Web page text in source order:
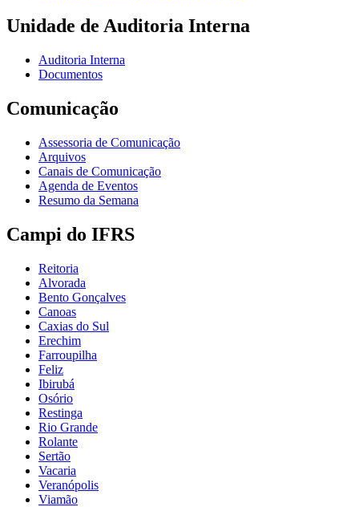
Unidade de Auditoria Interna
Auditoria Interna
Documentos
Comunicação
Assessoria de Comunicação
Arquivos
Canais de Comunicação
Agenda de Eventos
Resumo da Semana
Campi do IFRS
Reitoria
Alvorada
Bento Gonçalves
Canoas
Caxias do Sul
Erechim
Farroupilha
Feliz
Ibirubá
Osório
Restinga
Rio Grande
Rolante
Sertão
Vacaria
Veranópolis
Viamão